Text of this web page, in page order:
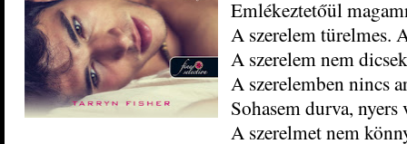
Emlékeztetőül
A szerelem türelmes.
A szerelem nem
A szerelemben nincs
Sohasem durva,
A szerelmet nem